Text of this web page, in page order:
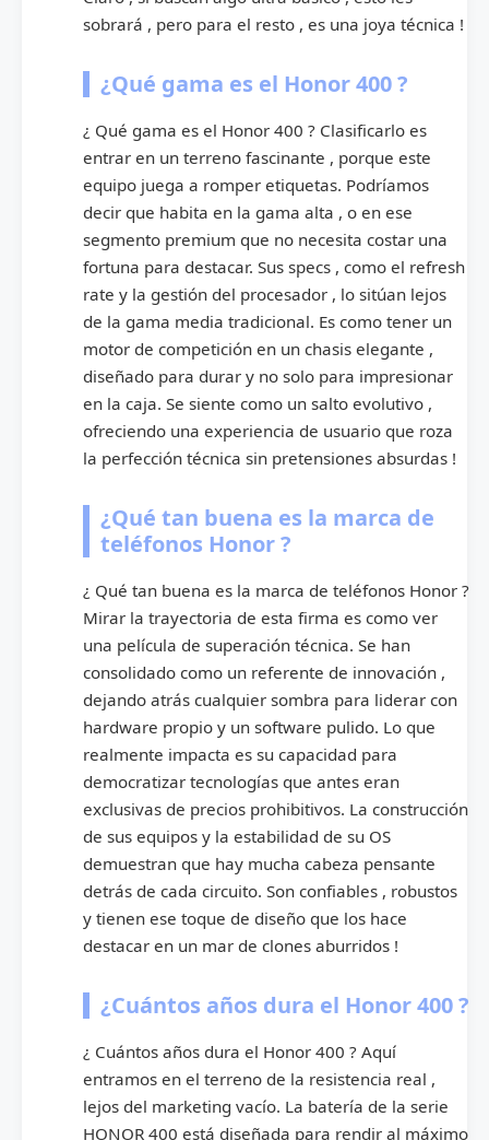
sobrará , pero para el resto , es una joya técnica !
¿Qué gama es el Honor 400 ?
¿ Qué gama es el Honor 400 ? Clasificarlo es
entrar en un terreno fascinante , porque este
equipo juega a romper etiquetas. Podríamos
decir que habita en la gama alta , o en ese
segmento premium que no necesita costar una
fortuna para destacar. Sus specs , como el refresh
rate y la gestión del procesador , lo sitúan lejos
de la gama media tradicional. Es como tener un
motor de competición en un chasis elegante ,
diseñado para durar y no solo para impresionar
en la caja. Se siente como un salto evolutivo ,
ofreciendo una experiencia de usuario que roza
la perfección técnica sin pretensiones absurdas !
¿Qué tan buena es la marca de
teléfonos Honor ?
¿ Qué tan buena es la marca de teléfonos Honor ?
Mirar la trayectoria de esta firma es como ver
una película de superación técnica. Se han
consolidado como un referente de innovación ,
dejando atrás cualquier sombra para liderar con
hardware propio y un software pulido. Lo que
realmente impacta es su capacidad para
democratizar tecnologías que antes eran
exclusivas de precios prohibitivos. La construcción
de sus equipos y la estabilidad de su OS
demuestran que hay mucha cabeza pensante
detrás de cada circuito. Son confiables , robustos
y tienen ese toque de diseño que los hace
destacar en un mar de clones aburridos !
¿Cuántos años dura el Honor 400 ?
¿ Cuántos años dura el Honor 400 ? Aquí
entramos en el terreno de la resistencia real ,
lejos del marketing vacío. La batería de la serie
HONOR 400 está diseñada para rendir al máximo